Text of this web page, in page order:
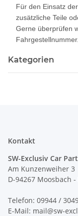
Für den Einsatz
zusätzliche Teile
Gerne überprüfen
Fahrgestellnummer.
Kategorien
Kontakt
SW-Exclusiv Car
Am Kunzenweiher 3
D-94267 Moosbach
Telefon: 09944 /
E-Mail: mail@sw-